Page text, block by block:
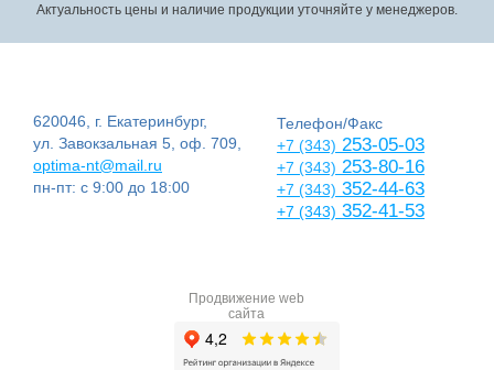
Актуальность цены и наличие продукции уточняйте у менеджеров.
620046, г. Екатеринбург,
ул. Завокзальная 5, оф. 709,
optima-nt@mail.ru
пн-пт: с 9:00 до 18:00
Телефон/Факс
+7 (343) 253-05-03
+7 (343) 253-80-16
+7 (343) 352-44-63
+7 (343) 352-41-53
Продвижение web
сайта